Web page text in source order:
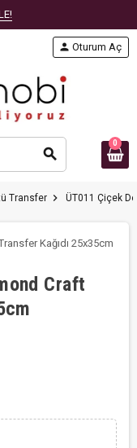
search
person Oturum Aç
0
Transfer chevron_right ÜT011 Çiçek
Craft